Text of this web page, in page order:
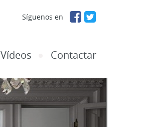
Vídeos Contactar
Síguenos en